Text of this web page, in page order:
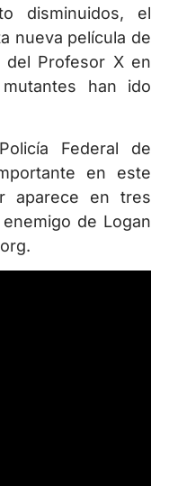
disminuidos, el
nueva película de
del Profesor X en
han ido
Federal de
en este
aparece en tres
de Logan